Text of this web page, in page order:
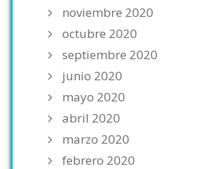
noviembre 2020
octubre 2020
septiembre 2020
junio 2020
mayo 2020
abril 2020
marzo 2020
febrero 2020